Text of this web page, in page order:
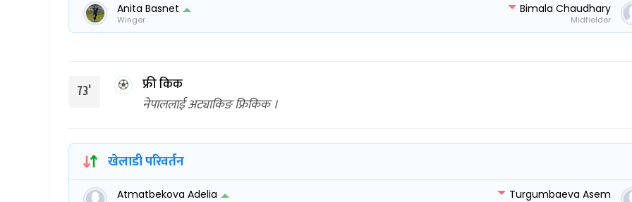
Anita Basnet
Winger
Bimala Chaudhary
Midfielder
73'
फ्री किक
नेपाललाई अट्याकिङ फ्रिकिक ।
खेलाडी परिवर्तन
Atmatbekova Adelia Turgumbaeva Asem